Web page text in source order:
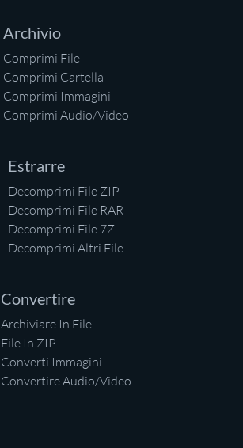
Archivio
Comprimi File
Comprimi Cartella
Comprimi Immagini
Comprimi Audio/Video
Estrarre
Decomprimi File ZIP
Decomprimi File RAR
Decomprimi File 7Z
Decomprimi Altri File
Convertire
Archiviare In File
File In ZIP
Converti Immagini
Convertire Audio/Video